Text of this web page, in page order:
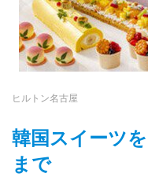
ヒルトン名古屋
韓国スイーツ
まで